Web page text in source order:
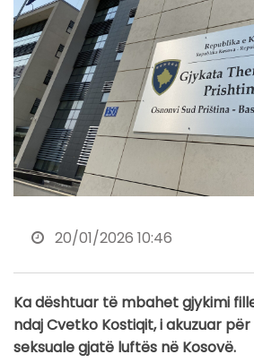
20/01/2026 10:46
Ka dështuar të mbahet gjykimi
ndaj Cvetko Kostiqit, i akuzuar
seksuale gjatë luftës në Kosovë.